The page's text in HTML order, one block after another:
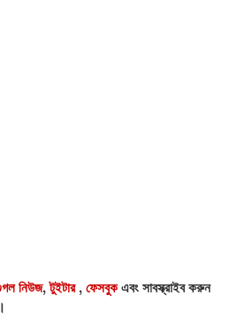
নিউজ,টুইটার,ফেসবুকএবং সাবস্ক্রাইব করুন